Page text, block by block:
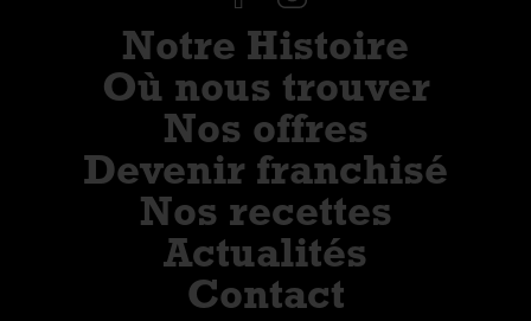
Notre Histoire
Où nous trouver
Nos offres
Devenir franchisé
Nos recettes
Actualités
Contact